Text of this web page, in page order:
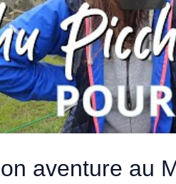
aventure au